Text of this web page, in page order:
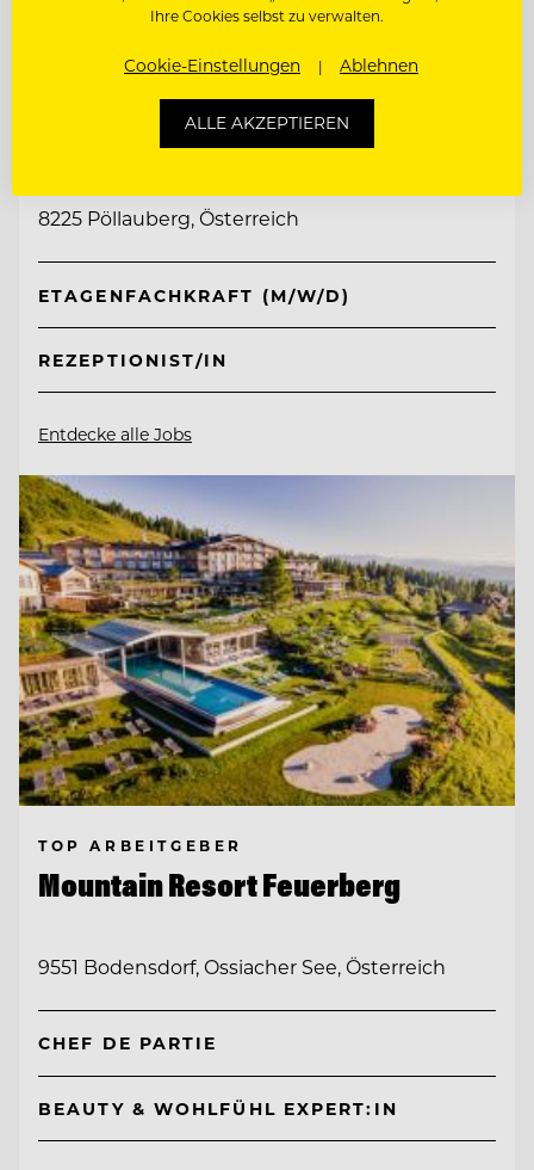
TOP ARBEITGEBER
Retter Bio-Natur-Resort
8225 Pöllauberg, Österreich
ETAGENFACHKRAFT (M/W/D)
REZEPTIONIST/IN
Entdecke alle Jobs
TOP ARBEITGEBER
Mountain Resort Feuerberg
9551 Bodensdorf, Ossiacher See, Österreich
CHEF DE PARTIE
BEAUTY & WOHLFÜHL EXPERT:IN
Ihre Cookies selbst zu verwalten.
Cookie-Einstellungen Ablehnen
ALLE AKZEPTIEREN